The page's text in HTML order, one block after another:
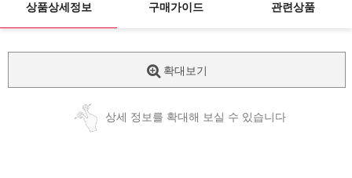
상품상세정보 구매가이드 관련상품
확대보기
상세 정보를 확대해 보실 수 있습니다